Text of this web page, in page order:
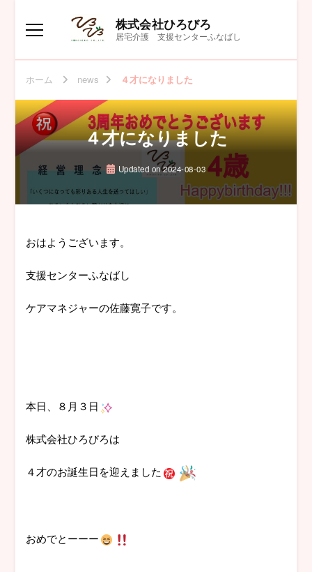
株式会社ひろびろ
居宅介護 支援センターふなばし
ホーム news ４才になりました
４才になりました
Updated on2024-08-03
おはようございます。
支援センターふなばし
ケアマネジャーの佐藤寛子です。
本日、８月３日
株式会社ひろびろは
４才のお誕生日を迎えました
おめでとーーー